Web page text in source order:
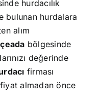
hurdacılık
bulunan hurdalara
alım
bölgesinde
değerinde
firması
almadan önce